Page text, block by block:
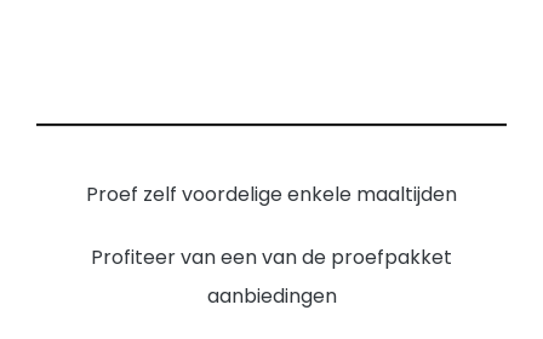
Proef zelf voordelige enkele maaltijden
Profiteer van een van de proefpakket
aanbiedingen